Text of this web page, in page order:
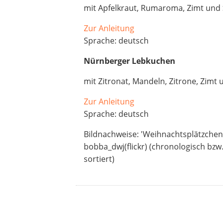
mit Apfelkraut, Rumaroma, Zimt und
Zur Anleitung
Sprache: deutsch
Nürnberger Lebkuchen
mit Zitronat, Mandeln, Zitrone, Zimt
Zur Anleitung
Sprache: deutsch
Bildnachweise:
bobba_dwj(flickr) (chronologisch
sortiert)